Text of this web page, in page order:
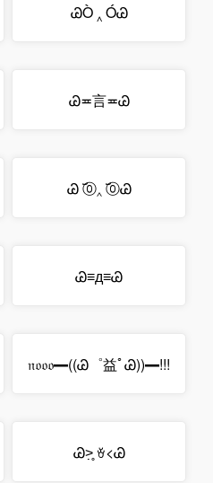
ᏊÒ ‸ ÓᏊ
Ꮚ≖言≖Ꮚ
Ꮚ ︣⓪‸ ︣⓪Ꮚ
Ꮚ≡д≡Ꮚ
𝔫𝔬𝔬𝔬━((Ꮚ゜益ﾟᏊ))━!!!
Ꮚ˃̣̣̥ ꈊ<Ꮚ